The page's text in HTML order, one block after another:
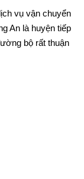
vụ vận chuyển
An là huyện tiếp
bộ rất thuận